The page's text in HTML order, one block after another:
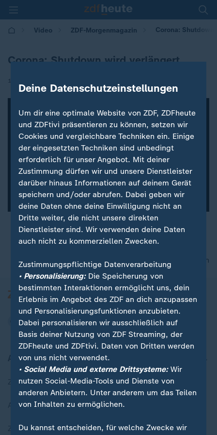
Video ZDF-Morgenmagazin Corona:
Corona: Shutdown wird verlängert
11.02.2021 | 05:30
00:16
nach oben
Aktuell bei ZDFheute
Zuletzt veröffentlicht
Aktuelle Sendungs-Videos
ZDFheute Stories
Deine Datenschutzeinstellungen
Um dir eine optimale Website von ZDF, ZDFheute
und ZDFtivi präsentieren zu können, setzen wir
Cookies und vergleichbare Techniken ein. Einige
der eingesetzten Techniken sind unbedingt
erforderlich für unser Angebot. Mit deiner
Zustimmung dürfen wir und unsere Dienstleister
darüber hinaus Informationen auf deinem Gerät
speichern und/oder abrufen. Dabei geben wir
deine Daten ohne deine Einwilligung nicht an
Dritte weiter, die nicht unsere direkten
Dienstleister sind. Wir verwenden deine Daten
auch nicht zu kommerziellen Zwecken.
Zustimmungspflichtige Datenverarbeitung
• Personalisierung:Die Speicherung von
bestimmten Interaktionen ermöglicht uns, dein
Erlebnis im Angebot des ZDF an dich anzupassen
und Personalisierungsfunktionen anzubieten.
Dabei personalisieren wir ausschließlich auf
Basis deiner Nutzung von ZDF Streaming, der
ZDFheute und ZDFtivi. Daten von Dritten werden
von uns nicht verwendet.
• Social Media und externe Drittsysteme:Wir
nutzen Social-Media-Tools und Dienste von
anderen Anbietern. Unter anderem um das Teilen
von Inhalten zu ermöglichen.
Du kannst entscheiden, für welche Zwecke wir